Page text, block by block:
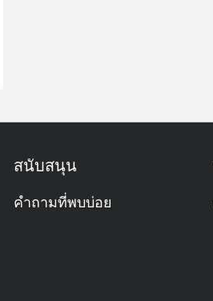
สนับสนุน
คำถามที่พบบ่อย